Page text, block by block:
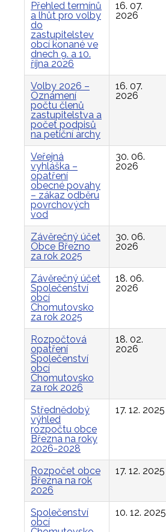
Přehled termínů
a lhůt pro volby
do
zastupitelstev
obcí konané ve
dnech 9. a 10.
října 2026
16. 07.
2026
Volby 2026 –
Oznámení
počtu členů
zastupitelstva a
počet podpisů
na petiční archy
16. 07.
2026
Veřejná
vyhláška –
opatření
obecné povahy
– zákaz odběru
povrchových
vod
30. 06.
2026
Závěrečný účet
Obce Březno
za rok 2025
30. 06.
2026
Závěrečný účet
Společenství
obcí
Chomutovsko
za rok 2025
18. 06.
2026
Rozpočtová
opatření
Společenství
obcí
Chomutovsko
za rok 2026
18. 02.
2026
Střednědobý
výhled
rozpočtu obce
Března na roky
2026-2028
17. 12. 2025
Rozpočet obce
Března na rok
2026
17. 12. 2025
Společenství
obcí
10. 12. 2025